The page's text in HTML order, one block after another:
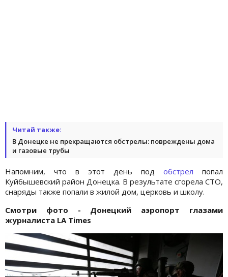
Читай также:
В Донецке не прекращаются обстрелы: повреждены дома
и газовые трубы
Напомним, что в этот день под обстрел попал
Куйбышевский район Донецка. В результате сгорела СТО,
снаряды также попали в жилой дом, церковь и школу.
Смотри фото - Донецкий аэропорт глазами
журналиста LA Times